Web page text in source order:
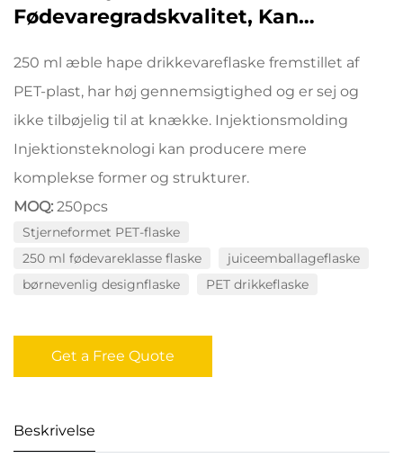
Fødevaregradskvalitet, Kan
Design, Børn Kan Lide
250 ml æble hape drikkevareflaske fremstillet af
PET-plast, har høj gennemsigtighed og er sej og
ikke tilbøjelig til at knække. Injektionsmolding
Injektionsteknologi kan producere mere
komplekse former og strukturer.
MOQ: 250pcs
Stjerneformet PET-flaske
250 ml fødevareklasse flaske
juiceemballageflaske
børnevenlig designflaske
PET drikkeflaske
Get a Free Quote
Beskrivelse